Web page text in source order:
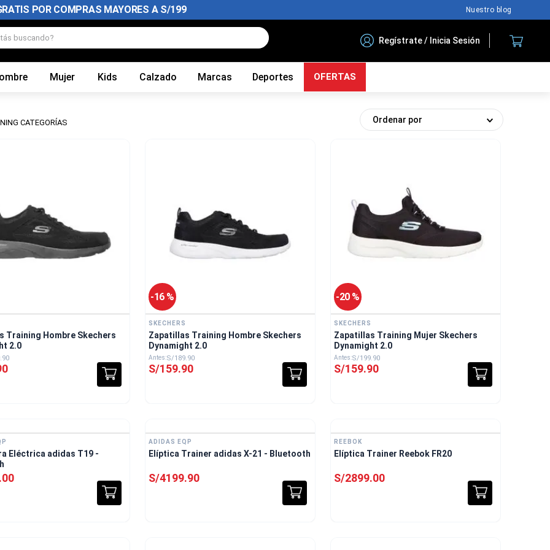
POR COMPRAS MAYORES A S/199 Nuestro blog
buscando?
Regístrate / Inicia Sesión
Mujer Kids Calzado Marcas Deportes OFERTAS
CATEGORÍAS Ordenar por
Training Hombre Skechers
2.0
90
-16 %
SKECHERS
Zapatillas Training Hombre Skechers
Dynamight 2.0
S/189. 90
S/159.90
-20 %
SKECHERS
Zapatillas Training Mujer Skechers
Dynamight 2.0
S/199. 90
S/159.90
Eléctrica adidas T19 -
.00
ADIDAS EQP
Elíptica Trainer adidas X-21 - Bluetooth
S/4199.90
REEBOK
Elíptica Trainer Reebok FR20
S/2899.00